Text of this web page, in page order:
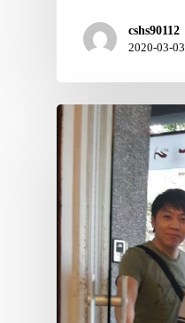
cshs90112
2020-03-03